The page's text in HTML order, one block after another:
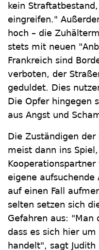
kein
eingreifen."
hoch – die
stets mit neuen
Frankreich sind
verboten, der
geduldet. Dies
Die Opfer hingegen
aus Angst und
Die Zuständigen
meist dann ins
eigene
auf einen Fall
selten setzen sich
Gefahren aus: "Man
dass es sich hier
handelt", sagt Judith